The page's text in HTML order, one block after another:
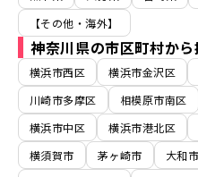
【その他・海外】
神奈川県の市区町村から
横浜市西区 横浜市金沢区
川崎市多摩区
相模原市南区
横浜市中区
横浜市港北区
横須賀市
茅ヶ崎市 大和市